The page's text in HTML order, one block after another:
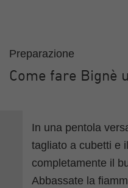
Preparazione
Come fare Bignè
In una pentola
tagliato a cubetti e il
completamente il
Abbassate la